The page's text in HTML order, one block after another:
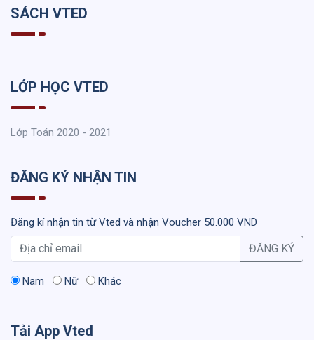
SÁCH VTED
LỚP HỌC VTED
Lớp Toán 2020 - 2021
ĐĂNG KÝ NHẬN TIN
Đăng kí nhận tin từ Vted và nhận Voucher 50.000 VND
ĐĂNG KÝ
Nam Nữ Khác
Tải App Vted